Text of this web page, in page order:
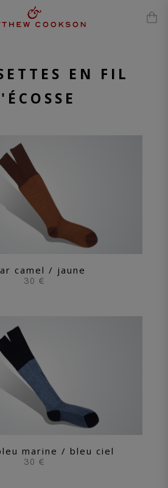
EN FIL
camel / jaune
30 €
marine / bleu ciel
30 €
modal-check